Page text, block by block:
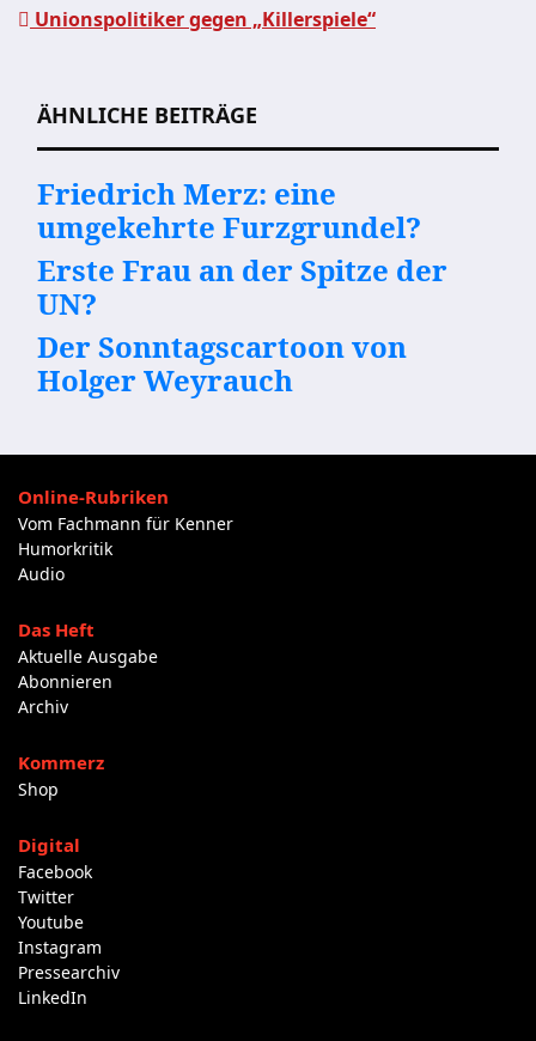
Unionspolitiker gegen „Killerspiele“
ÄHNLICHE BEITRÄGE
Friedrich Merz: eine
umgekehrte Furzgrundel?
Erste Frau an der Spitze der
UN?
Der Sonntagscartoon von
Holger Weyrauch
Online-Rubriken
Vom Fachmann für Kenner
Humorkritik
Audio
Das Heft
Aktuelle Ausgabe
Abonnieren
Archiv
Kommerz
Shop
Digital
Facebook
Twitter
Youtube
Instagram
Pressearchiv
LinkedIn